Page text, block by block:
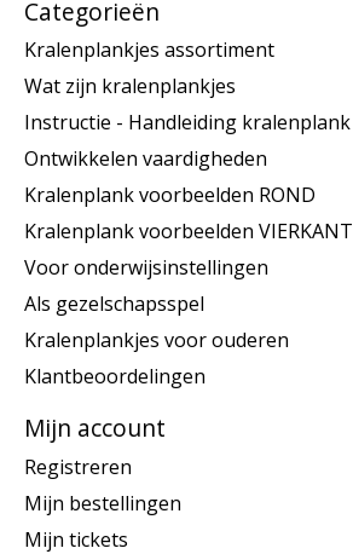
Categorieën
Kralenplankjes assortiment
Wat zijn kralenplankjes
Instructie - Handleiding kralenplank
Ontwikkelen vaardigheden
Kralenplank voorbeelden ROND
Kralenplank voorbeelden VIERKANT
Voor onderwijsinstellingen
Als gezelschapsspel
Kralenplankjes voor ouderen
Klantbeoordelingen
Mijn account
Registreren
Mijn bestellingen
Mijn tickets